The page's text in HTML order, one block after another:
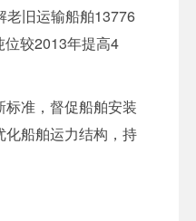
老旧运输船舶13776
较2013年提高4
准，督促船舶安装
船舶运力结构，持